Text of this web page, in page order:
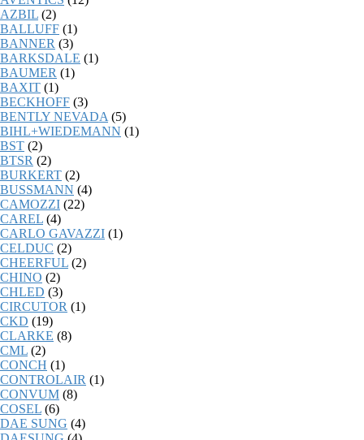
AZBIL (2)
BALLUFF (1)
BANNER (3)
BARKSDALE (1)
BAUMER (1)
BAXIT (1)
BECKHOFF (3)
BENTLY NEVADA (5)
BIHL+WIEDEMANN (1)
BST (2)
BTSR (2)
BURKERT (2)
BUSSMANN (4)
CAMOZZI (22)
CAREL (4)
CARLO GAVAZZI (1)
CELDUC (2)
CHEERFUL (2)
CHINO (2)
CHLED (3)
CIRCUTOR (1)
CKD (19)
CLARKE (8)
CML (2)
CONCH (1)
CONTROLAIR (1)
CONVUM (8)
COSEL (6)
DAE SUNG (4)